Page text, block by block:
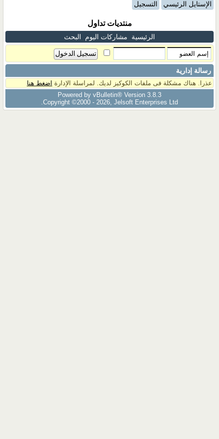
الإستايل الرئيسي التسجيل
منتديات تداول
الرئيسية مشاركات اليوم البحث
رسالة إدارية
عذرا. هناك مشكلة فى ملفات الكوكيز لديك. لمراسلة الإدارة اضغط هنا
Powered by vBulletin® Version 3.8.3
Copyright ©2000 - 2026, Jelsoft Enterprises Ltd.